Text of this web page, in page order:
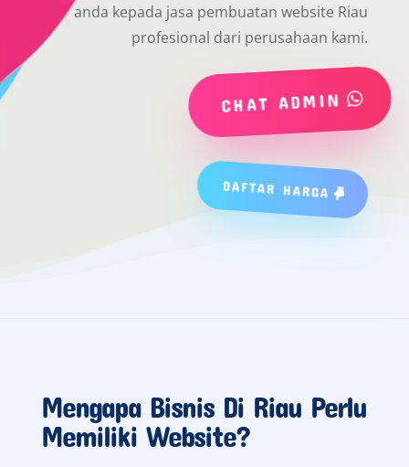
anda kepada jasa pembuatan website Riau
profesional dari perusahaan kami.
CHAT ADMIN
DAFTAR HARGA
Mengapa Bisnis Di Riau Perlu
Memiliki Website?